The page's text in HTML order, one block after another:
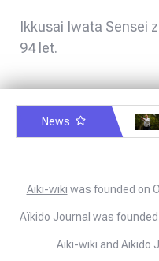
Ikkusai Iwata Sensei
94 let.
News
Aiki-wiki was founded on
Aïkido Journal was
Aiki-wiki and Aikido